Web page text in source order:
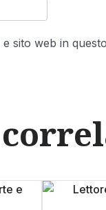
e sito web in